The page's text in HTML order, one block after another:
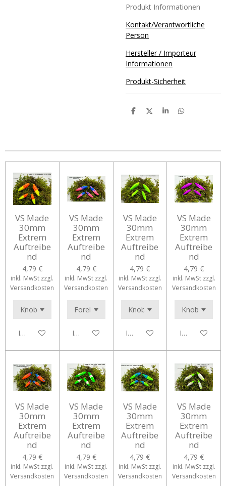
Produkt Informationen
Kontakt/Verantwortliche
Person
Hersteller / Importeur
Informationen
Produkt-Sicherheit
T
n
T
n
T
n
T
n
VS Made
30mm
Extrem
Auftreibe
nd
4,79 €
inkl. MwSt zzgl.
Versandkosten
In den Warenkorb
VS Made
30mm
Extrem
Auftreibe
nd
4,79 €
inkl. MwSt zzgl.
Versandkosten
In den Warenkorb
VS Made
30mm
Extrem
Auftreibe
nd
4,79 €
inkl. MwSt zzgl.
Versandkosten
In den Warenkorb
VS Made
30mm
Extrem
Auftreibe
nd
4,79 €
inkl. MwSt zzgl.
Versandkosten
In den
VS Made
30mm
Extrem
Auftreibe
nd
4,79 €
inkl. MwSt zzgl.
Versandkosten
VS Made
30mm
Extrem
Auftreibe
nd
4,79 €
inkl. MwSt zzgl.
Versandkosten
VS Made
30mm
Extrem
Auftreibe
nd
4,79 €
inkl. MwSt zzgl.
Versandkosten
VS Made
30mm
Extrem
Auftreibe
nd
4,79 €
inkl. MwSt zzgl.
Versandkosten